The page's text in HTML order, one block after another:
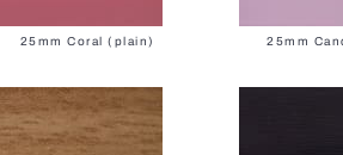
25mm Coral (plain) 25mm